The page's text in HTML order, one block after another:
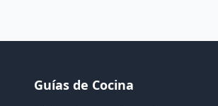
Guías de Cocina